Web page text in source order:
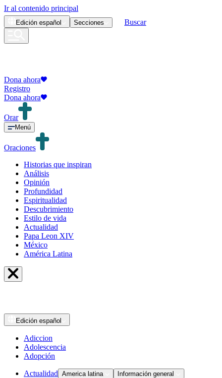
Ir al contenido principal
Edición español Secciones Buscar
Dona ahora
Registro
Dona ahora
Orar
Menú
Oraciones
Historias que inspiran
Análisis
Opinión
Profundidad
Espiritualidad
Descubrimiento
Estilo de vida
Actualidad
Papa Leon XIV
México
América Latina
Edición español
Adiccion
Adolescencia
Adopción
Actualidad America latina
Información general